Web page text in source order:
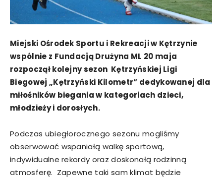
Miejski Ośrodek Sportu i Rekreacji w Kętrzynie
wspólnie z Fundacją Drużyna ML 20 maja
rozpoczął kolejny sezon Kętrzyńskiej Ligi
Biegowej „Kętrzyński Kilometr” dedykowanej dla
miłośników biegania w kategoriach dzieci,
młodzieży i dorosłych.
Podczas ubiegłorocznego sezonu mogliśmy
obserwować wspaniałą walkę sportową,
indywidualne rekordy oraz doskonałą rodzinną
atmosferę. Zapewne taki sam klimat będzie